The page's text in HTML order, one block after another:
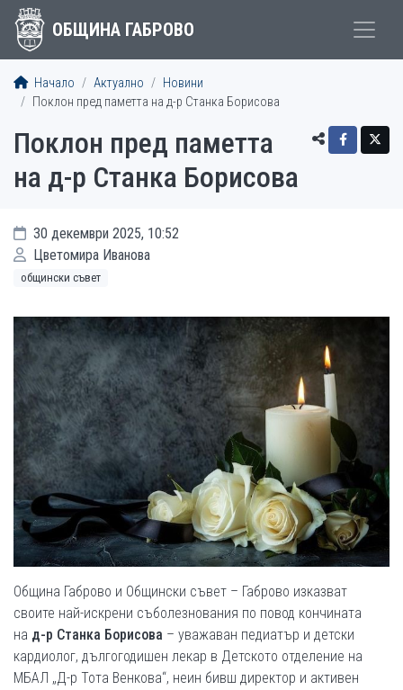
ОБЩИНА ГАБРОВО
Начало Актуално
Новини
Поклон пред паметта на д-р Станка Борисова
Поклон пред паметта
на д-р Станка Борисова
30 декември 2025, 10:52
Цветомира Иванова
общински съвет
Община Габрово и Общински съвет – Габрово изказват
своите най-искрени съболезнования по повод кончината
на д-р Станка Борисова – уважаван педиатър и детски
кардиолог, дългогодишен лекар в Детското отделение на
МБАЛ „Д-р Тота Венкова“, неин бивш директор и активен